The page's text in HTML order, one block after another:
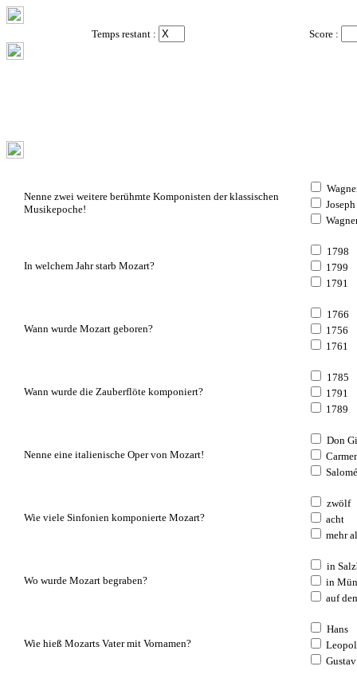
Temps restant : Score :
Nenne zwei weitere berühmte Komponisten der klassischen
Musikepoche!
In welchem Jahr starb Mozart?
1798
1799
1791
Wann wurde Mozart geboren?
1766
1756
1761
Wann wurde die Zauberflöte komponiert?
1785
1791
1789
Nenne eine italienische Oper von Mozart!
Don
Salomé
Wie viele Sinfonien komponierte Mozart?
zwölf
acht
mehr
Wo wurde Mozart begraben?
in
in
auf
Wie hieß Mozarts Vater mit Vornamen?
Hans
Gustav